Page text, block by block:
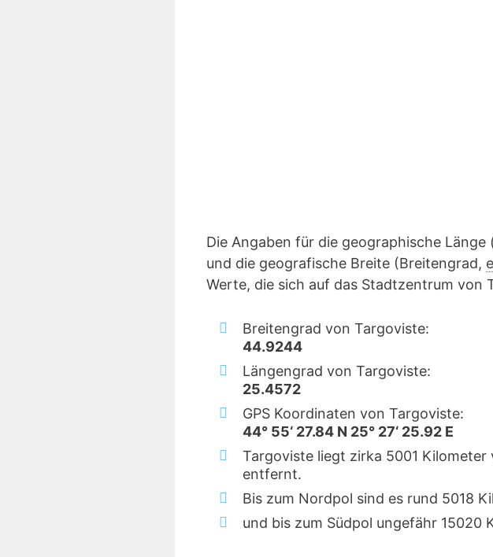
Die Angaben für die geographische Länge
und die geografische Breite (Breitengrad,
Werte, die sich auf das Stadtzentrum von
Breitengrad von Targoviste:
44.9244
Längengrad von Targoviste:
25.4572
GPS Koordinaten von Targoviste:
44° 55‘ 27.84 N 25° 27‘ 25.92 E
Targoviste liegt zirka 5001 Kilometer
entfernt.
Bis zum Nordpol sind es rund 5018
und bis zum Südpol ungefähr 15020